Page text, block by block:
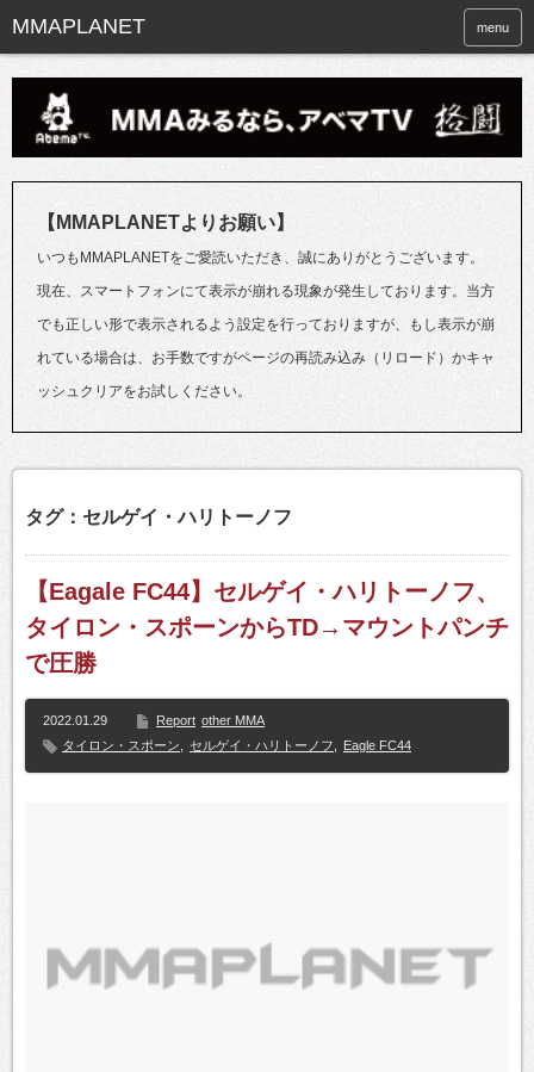
menu
【MMAPLANETよりお願い】
いつもMMAPLANETをご愛読いただき、誠にありがとうございます。
現在、スマートフォンにて表示が崩れる現象が発生しております。当方
でも正しい形で表示されるよう設定を行っておりますが、もし表示が崩
れている場合は、お手数ですがページの再読み込み（リロード）かキャ
ッシュクリアをお試しください。
タグ：セルゲイ・ハリトーノフ
【Eagale FC44】セルゲイ・ハリトーノフ、
タイロン・スポーンからTD→マウントパンチ
で圧勝
2022.01.29 Report other MMA
タイロン・スポーン
セルゲイ・ハリトーノフ Eagle FC44